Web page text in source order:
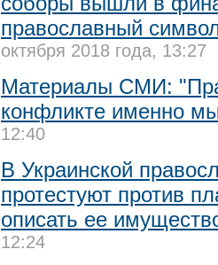
православный
октября 2018 года, 13:27
Материалы СМИ:
конфликте именно
12:40
В Украинской
протестуют против
описать ее
12:24